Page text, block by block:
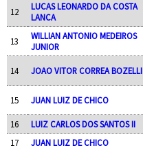
12
LUCAS LEONARDO DA COSTA
LANCA
13
WILLIAN ANTONIO MEDEIROS
JUNIOR
14 JOAO VITOR CORREA BOZELLI
15 JUAN LUIZ DE CHICO
16 LUIZ CARLOS DOS SANTOS II
17
JUAN LUIZ DE CHICO